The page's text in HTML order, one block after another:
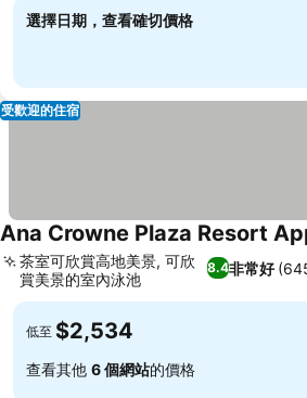
選擇日期，查看確切價格
受歡迎的住宿
Ana Crowne Plaza Resort
8.4非常好
茶室可欣賞高地美景, 可欣
賞美景的室內泳池
低至 $2,534
查看其他 6 個網站的價格